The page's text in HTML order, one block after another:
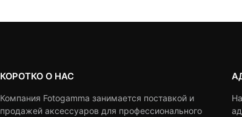
КОРОТКО О НАС
Компания Fotogamma занимается поставкой и
продажей аксессуаров для профессионального